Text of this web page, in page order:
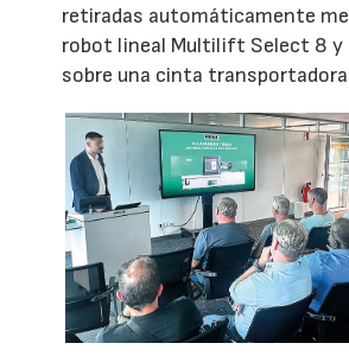
retiradas automáticamente
robot lineal Multilift Select 8 y
sobre una cinta